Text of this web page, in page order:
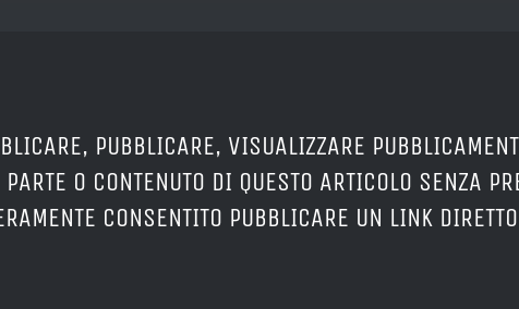
PUBBLICARE, VISUALIZZARE
O CONTENUTO DI QUESTO ARTICOLO SENZA
CONSENTITO PUBBLICARE UN LINK